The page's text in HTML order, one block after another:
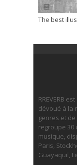
The best
RREVERB
dévoué à la
genres et de
regroupe 30
musique,
Paris,
Guayaquil,